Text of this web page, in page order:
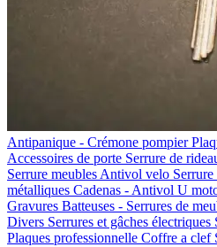
Antipanique - Crémone pompier
Accessoires de porte Serrure de
Serrure meubles Antivol velo
métalliques Cadenas - Antivol U
Gravures Batteuses - Serrures de
Divers Serrures et gâches électriques
Plaques professionnelle Coffre a clef